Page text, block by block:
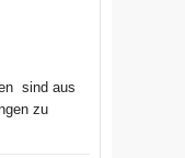
sind aus
zu